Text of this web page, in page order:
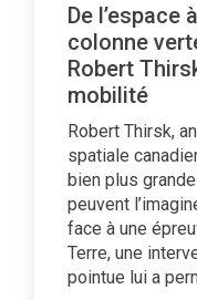
De l’espace
colonne
Robert
mobilité
Robert Thirsk,
spatiale
bien plus
peuvent
face à une
Terre, une
pointue lui a